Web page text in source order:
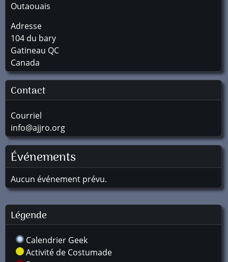
Outaouais
Adresse
104 du bary
Gatineau QC
Canada
Contact
Courriel
info@ajjro.org
Événements
Aucun événement prévu.
Légende
Calendrier Geek
Activité de Costumade